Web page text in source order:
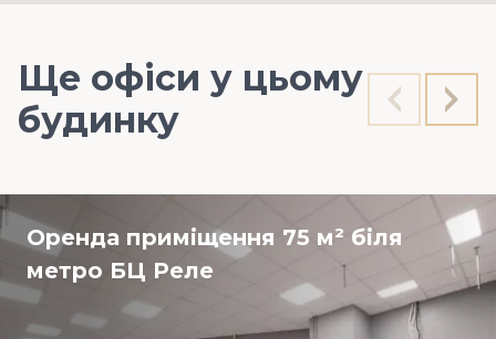
Ще офіси у цьому
будинку
Оренда приміщення 75 м² біля
метро БЦ Реле